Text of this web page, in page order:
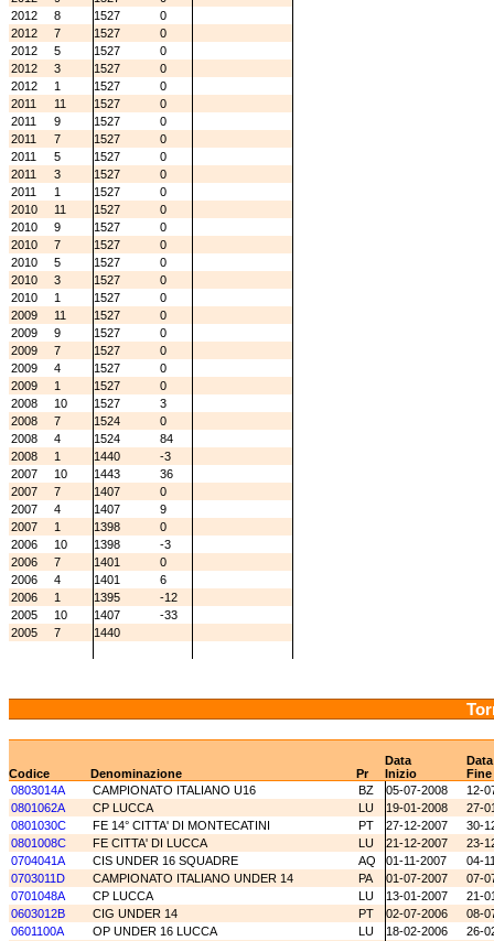
2012
8 1527
0
2012
7 1527
0
2012
5 1527
0
2012
3 1527
0
2012
1 1527
0
2011
11 1527
0
2011
9 1527
0
2011
7 1527
0
2011
5 1527
0
2011
3 1527
0
2011
1 1527
0
2010
11 1527
0
2010
9 1527
0
2010
7 1527
0
2010
5 1527
0
2010
3 1527
0
2010
1 1527
0
2009
11 1527
0
2009
9 1527
0
2009
7 1527
0
2009
4 1527
0
2009
1 1527
0
2008
10 1527
3
2008
7 1524
0
2008
4 1524
84
2008
1 1440
-3
2007
10 1443
36
2007
7 1407
0
2007
4 1407
9
2007
1 1398
0
2006
10 1398
-3
2006
7 1401
0
2006
4 1401
6
2006
1 1395
-12
2005
10 1407
-33
2005
7 1440
Data
Data
Codice
Denominazione Pr Inizio
Fine
0803014A
CAMPIONATO ITALIANO U16 BZ 05-07-2008
12-
0801062A
CP LUCCA LU 19-01-2008
27-
0801030C
FE 14° CITTA' DI MONTECATINI PT 27-12-2007
30-
0801008C
FE CITTA' DI LUCCA LU 21-12-2007
23-
0704041A
CIS UNDER 16 SQUADRE AQ 01-11-2007
04-
0703011D
CAMPIONATO ITALIANO UNDER 14 PA 01-07-2007
07-
0701048A
CP LUCCA LU 13-01-2007
21-
0603012B
CIG UNDER 14 PT 02-07-2006
08-
0601100A
OP UNDER 16 LUCCA LU 18-02-2006
26-